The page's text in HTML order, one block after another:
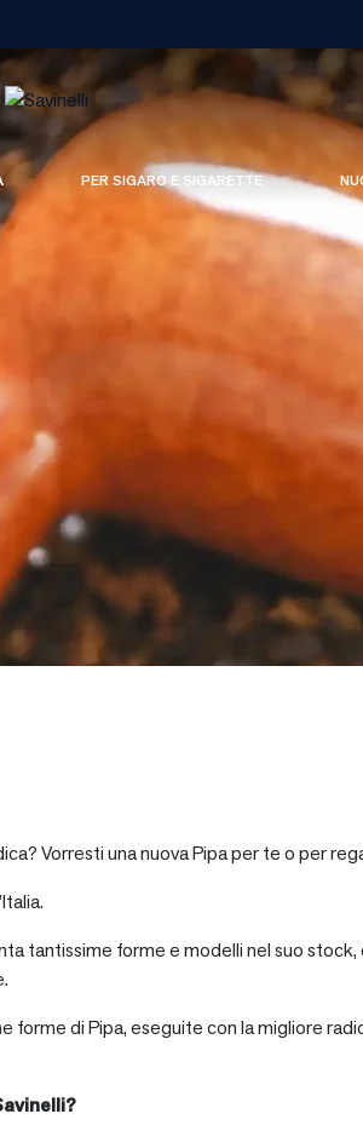
PER SIGARO E SIGARETTE
Vorresti una nuova Pipa per te o per
tantissime forme e modelli nel suo
di Pipa, eseguite con la migliore